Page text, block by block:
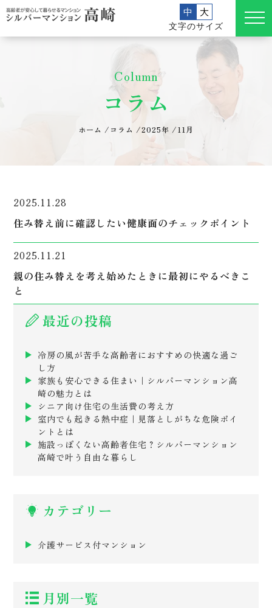
中 大
文字のサイズ
Column
コラム
ホーム / コラム /2025年 /11月
2025.11.28
住み替え前に確認したい健康面のチェックポイント
2025.11.21
親の住み替えを考え始めたときに最初にやるべきこ
と
最近の投稿
冷房の風が苦手な高齢者におすすめの快適な過ご
し方
家族も安心できる住まい｜シルバーマンション高
崎の魅力とは
シニア向け住宅の生活費の考え方
室内でも起きる熱中症｜見落としがちな危険ポイ
ントとは
施設っぽくない高齢者住宅？シルバーマンション
高崎で叶う自由な暮らし
カテゴリー
介護サービス付マンション
月別一覧